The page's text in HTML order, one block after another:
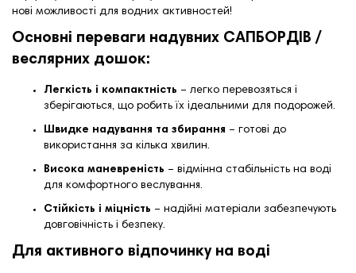
нові можливості для водних активностей!
Основні переваги надувних САПБОРДІВ /
веслярних дошок:
Легкість і компактність – легко перевозяться і
зберігаються, що робить їх ідеальними для подорожей.
Швидке надування та збирання – готові до
використання за кілька хвилин.
Висока маневреність – відмінна стабільність на воді
для комфортного веслування.
Стійкість і міцність – надійні матеріали забезпечують
довговічність і безпеку.
Для активного відпочинку на воді